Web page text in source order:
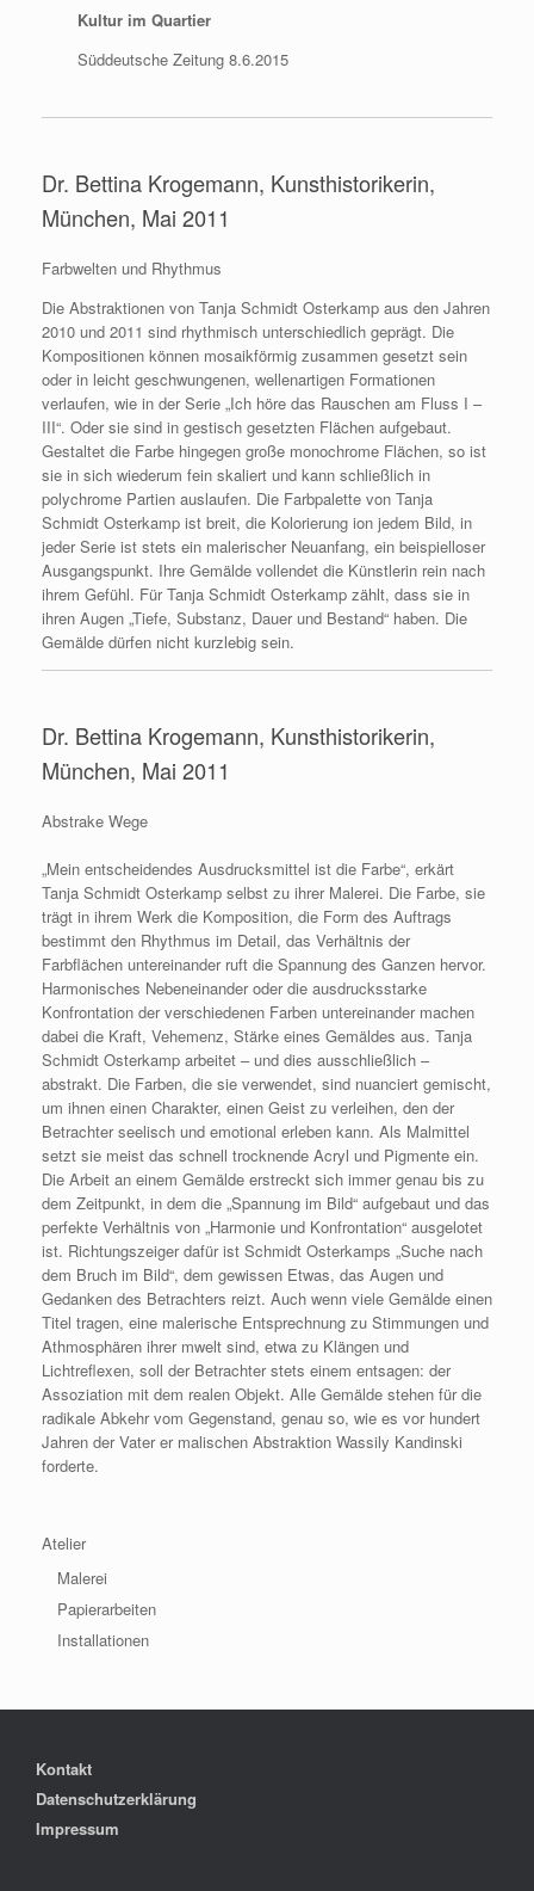
Kultur im Quartier
Süddeutsche Zeitung 8.6.2015
Dr. Bettina Krogemann, Kunsthistorikerin,
München, Mai 2011
Farbwelten und Rhythmus
Die Abstraktionen von Tanja Schmidt Osterkamp aus den Jahren
2010 und 2011 sind rhythmisch unterschiedlich geprägt. Die
Kompositionen können mosaikförmig zusammen gesetzt sein
oder in leicht geschwungenen, wellenartigen Formationen
verlaufen, wie in der Serie „Ich höre das Rauschen am Fluss I –
III“. Oder sie sind in gestisch gesetzten Flächen aufgebaut.
Gestaltet die Farbe hingegen große monochrome Flächen, so ist
sie in sich wiederum fein skaliert und kann schließlich in
polychrome Partien auslaufen. Die Farbpalette von Tanja
Schmidt Osterkamp ist breit, die Kolorierung ion jedem Bild, in
jeder Serie ist stets ein malerischer Neuanfang, ein beispielloser
Ausgangspunkt. Ihre Gemälde vollendet die Künstlerin rein nach
ihrem Gefühl. Für Tanja Schmidt Osterkamp zählt, dass sie in
ihren Augen „Tiefe, Substanz, Dauer und Bestand“ haben. Die
Gemälde dürfen nicht kurzlebig sein.
Dr. Bettina Krogemann, Kunsthistorikerin,
München, Mai 2011
Abstrake Wege
„Mein entscheidendes Ausdrucksmittel ist die Farbe“, erkärt
Tanja Schmidt Osterkamp selbst zu ihrer Malerei. Die Farbe, sie
trägt in ihrem Werk die Komposition, die Form des Auftrags
bestimmt den Rhythmus im Detail, das Verhältnis der
Farbflächen untereinander ruft die Spannung des Ganzen hervor.
Harmonisches Nebeneinander oder die ausdrucksstarke
Konfrontation der verschiedenen Farben untereinander machen
dabei die Kraft, Vehemenz, Stärke eines Gemäldes aus. Tanja
Schmidt Osterkamp arbeitet – und dies ausschließlich –
abstrakt. Die Farben, die sie verwendet, sind nuanciert gemischt,
um ihnen einen Charakter, einen Geist zu verleihen, den der
Betrachter seelisch und emotional erleben kann. Als Malmittel
setzt sie meist das schnell trocknende Acryl und Pigmente ein.
Die Arbeit an einem Gemälde erstreckt sich immer genau bis zu
dem Zeitpunkt, in dem die „Spannung im Bild“ aufgebaut und das
perfekte Verhältnis von „Harmonie und Konfrontation“ ausgelotet
ist. Richtungszeiger dafür ist Schmidt Osterkamps „Suche nach
dem Bruch im Bild“, dem gewissen Etwas, das Augen und
Gedanken des Betrachters reizt. Auch wenn viele Gemälde einen
Titel tragen, eine malerische Entsprechnung zu Stimmungen und
Athmosphären ihrer mwelt sind, etwa zu Klängen und
Lichtreflexen, soll der Betrachter stets einem entsagen: der
Assoziation mit dem realen Objekt. Alle Gemälde stehen für die
radikale Abkehr vom Gegenstand, genau so, wie es vor hundert
Jahren der Vater er malischen Abstraktion Wassily Kandinski
forderte.
Atelier
Malerei
Papierarbeiten
Installationen
Kontakt
Datenschutzerklärung
Impressum